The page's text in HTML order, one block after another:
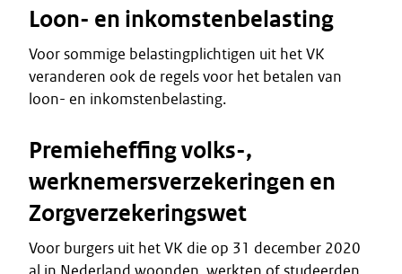
Loon- en inkomstenbelasting
Voor sommige belastingplichtigen uit het VK
veranderen ook de regels voor het betalen van
loon- en inkomstenbelasting.
Premieheffing volks-,
werknemersverzekeringen en
Zorgverzekeringswet
Voor burgers uit het VK die op 31 december 2020